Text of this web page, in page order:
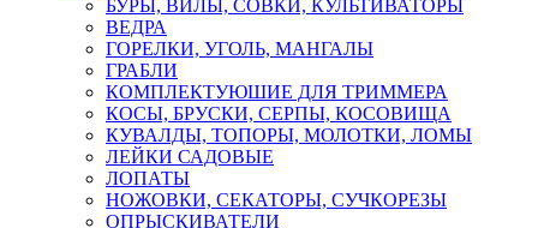
БУРЫ, ВИЛЫ, СОВКИ, КУЛЬТИВАТОРЫ
ВЕДРА
ГОРЕЛКИ, УГОЛЬ, МАНГАЛЫ
ГРАБЛИ
КОМПЛЕКТУЮШИЕ ДЛЯ ТРИММЕРА
КОСЫ, БРУСКИ, СЕРПЫ, КОСОВИЩА
КУВАЛДЫ, ТОПОРЫ, МОЛОТКИ, ЛОМЫ
ЛЕЙКИ САДОВЫЕ
ЛОПАТЫ
НОЖОВКИ, СЕКАТОРЫ, СУЧКОРЕЗЫ
ОПРЫСКИВАТЕЛИ